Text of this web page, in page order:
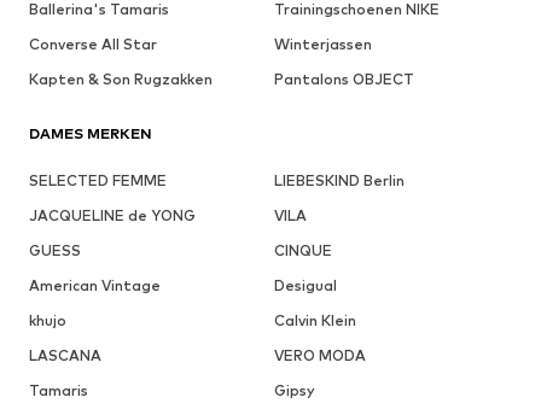
Ballerina's Tamaris
Trainingschoenen NIKE
Converse All Star
Winterjassen
Kapten & Son Rugzakken
Pantalons OBJECT
DAMES MERKEN
SELECTED FEMME
LIEBESKIND Berlin
JACQUELINE de YONG
VILA
GUESS
CINQUE
American Vintage
Desigual
khujo
Calvin Klein
LASCANA
VERO MODA
Tamaris
Gipsy